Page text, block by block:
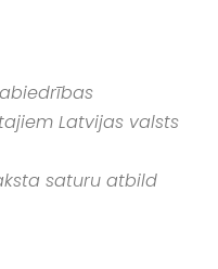
Latvijas valsts
saturu atbild